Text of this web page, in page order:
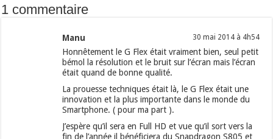
1 commentaire
Manu 30 mai 2014 à 4h54
Honnêtement le G Flex était vraiment bien, seul petit
bémol la résolution et le bruit sur l’écran mais l’écran
était quand de bonne qualité.
La prouesse techniques était là, le G Flex était une
innovation et la plus importante dans le monde du
Smartphone. ( pour ma part ).
J’espère qu’il sera en Full HD et vue qu’il sort vers la
fin de l’année il bénéficiera du Snapdragon S805 et